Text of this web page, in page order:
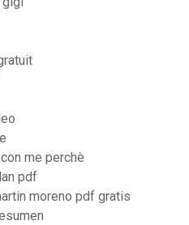
me perchè
pdf
moreno pdf gratis